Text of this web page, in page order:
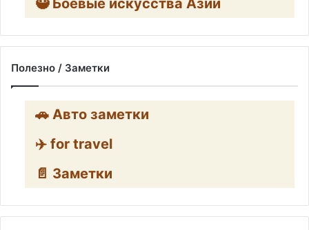
🥷 Боевые искусства Азии
Полезно / Заметки
🚗 Авто заметки
✈️ for travel
📄 Заметки